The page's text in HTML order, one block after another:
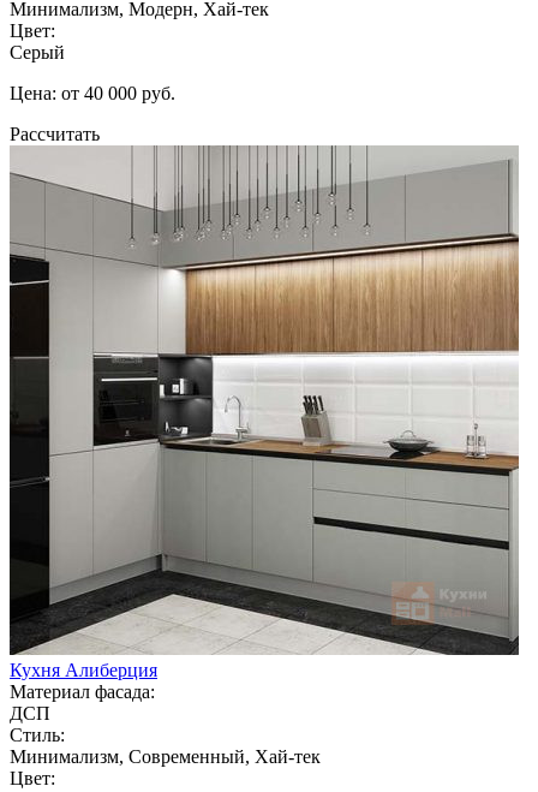
Минимализм, Модерн, Хай-тек
Цвет:
Серый
Цена: от 40 000 руб.
Рассчитать
Кухня Алиберция
Материал фасада:
ДСП
Стиль:
Минимализм, Современный, Хай-тек
Цвет: